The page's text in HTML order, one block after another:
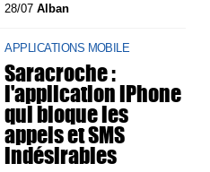
28/07Alban
APPLICATIONS MOBILE
Saracroche :
l'application iPhone
qui bloque les
appels et SMS
indésirables